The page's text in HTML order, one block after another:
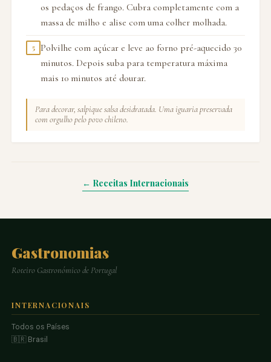
os pedaços de frango. Cubra completamente com a
massa de milho e alise com uma colher molhada.
5
Polvilhe com açúcar e leve ao forno pré-aquecido 30
minutos. Depois suba para temperatura máxima
mais 10 minutos até dourar.
Para decorar, salpique salsa desidratada. Uma iguaria preservada
com orgulho pelo povo chileno.
← Receitas Internacionais
Gastronomias
Roteiro Gastronómico de Portugal
INTERNACIONAIS
Todos os Países
🇧🇷 Brasil